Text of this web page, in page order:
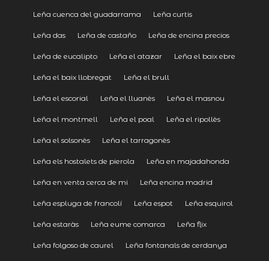
Leña cuenca del guadarrama Leña curtis
Leña das Leña de castaño Leña de encina precios
Leña de eucalipto Leña el atazar Leña el baix ebre
Leña el baix llobregat Leña el brull
Leña el escorial Leña el lluanès Leña el masnou
Leña el montmell Leña el poal Leña el ripollès
Leña el solsonès Leña el tarragonès
Leña els hostalets de pierola Leña en majadahonda
Leña en venta cerca de mi Leña encina madrid
Leña espluga de francolí Leña espot Leña esquirol
Leña estaràs Leña eume comarca Leña flix
Leña folgoso de caurel Leña fontanals de cerdanya